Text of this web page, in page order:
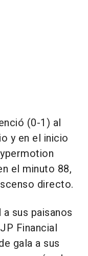
(0-1) al
y en el inicio
el minuto 88,
directo.
sus paisanos
Financial
gala a sus